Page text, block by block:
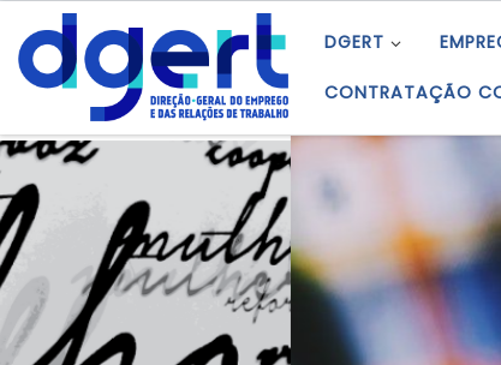
Skip to content DGERT
CONTRATAÇÃO